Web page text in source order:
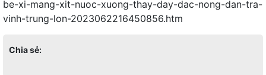
be-xi-mang-xit-nuoc-xuong-thay-day-dac-nong-dan-tra-
vinh-trung-lon-2023062216450856.htm
Chia sẻ: